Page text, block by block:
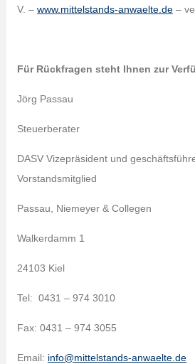
V. – www.mittelstands-anwaelte.de–
Für Rückfragen steht Ihnen zur
Jörg Passau
Steuerberater
DASV Vizepräsident und
Vorstandsmitglied
Passau, Niemeyer & Collegen
Walkerdamm 1
24103 Kiel
Tel: 0431 – 974 3010
Fax: 0431 – 974 3055
Email: info@mittelstands-anwaelte.de